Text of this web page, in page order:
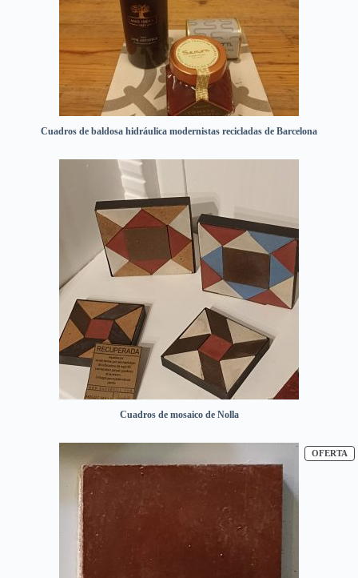
Cuadros de baldosa hidráulica modernistas recicladas de Barcelona
Cuadros de mosaico de Nolla
OFERTA